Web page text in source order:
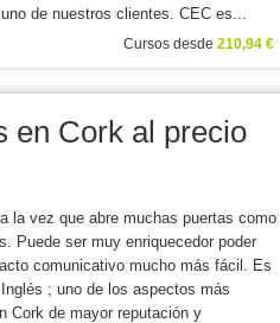
de nuestros clientes. CEC es...
Cursos desde 210,94 €
en Cork al precio
la vez que abre muchas puertas como
Puede ser muy enriquecedor poder
comunicativo mucho más fácil. Es
; uno de los aspectos más
Cork de mayor reputación y